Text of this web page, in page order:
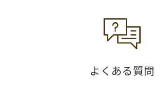
よくある質問